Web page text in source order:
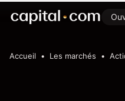
Accueil Les marchés